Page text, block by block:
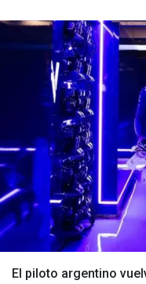
El piloto argentino